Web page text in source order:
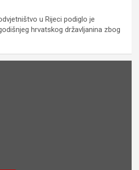
u Rijeci podiglo je
hrvatskog državljanina zbog